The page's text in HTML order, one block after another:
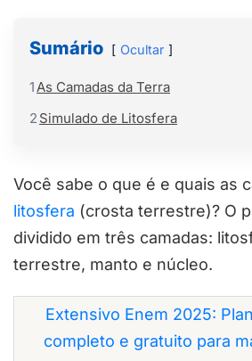
Sumário Ocultar
1As Camadas da Terra
2 Simulado de Litosfera
Você sabe o que é e quais as
litosfera (crosta terrestre)? O
dividido em três camadas:
terrestre, manto e núcleo.
Extensivo Enem 2025:
completo e gratuito para